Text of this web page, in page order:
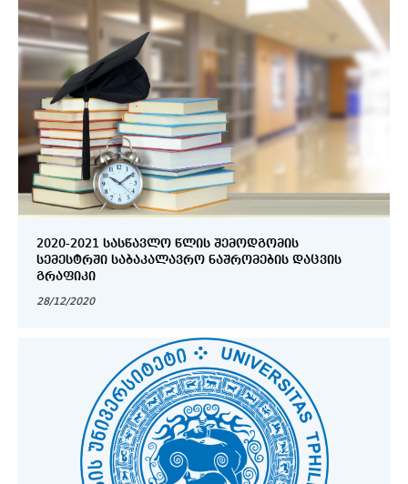
2020-2021 ᲡᲐᲡᲬᲐᲕᲚᲝ ᲬᲚᲘᲡ ᲨᲔᲛᲝᲓᲒᲝᲛᲘᲡ
ᲡᲔᲛᲔᲡᲢᲠᲨᲘ ᲡᲐᲑᲐᲙᲐᲚᲐᲕᲠᲝ ᲜᲐᲨᲠᲝᲛᲔᲑᲘᲡ ᲓᲐᲪᲕᲘᲡ
ᲒᲠᲐᲤᲘᲙᲘ
28/12/2020